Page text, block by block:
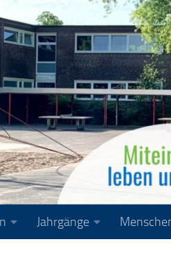
Jahrgänge